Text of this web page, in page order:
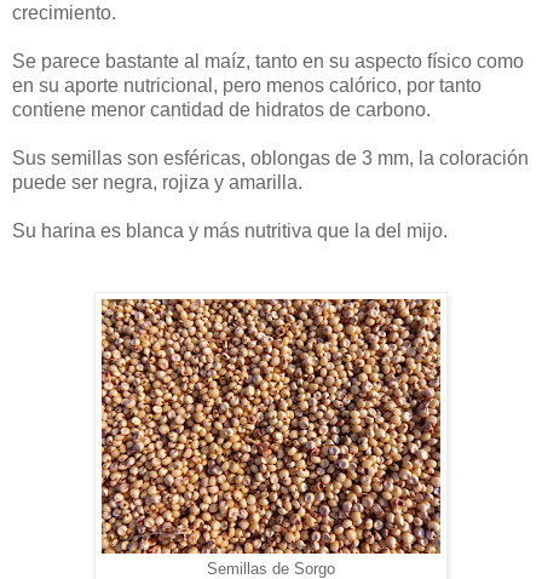
crecimiento.
Se parece bastante al maíz, tanto en su aspecto físico como
en su aporte nutricional, pero menos calórico, por tanto
contiene menor cantidad de hidratos de carbono.
Sus semillas son esféricas, oblongas de 3 mm, la coloración
puede ser negra, rojiza y amarilla.
Su harina es blanca y más nutritiva que la del mijo.
Semillas de Sorgo